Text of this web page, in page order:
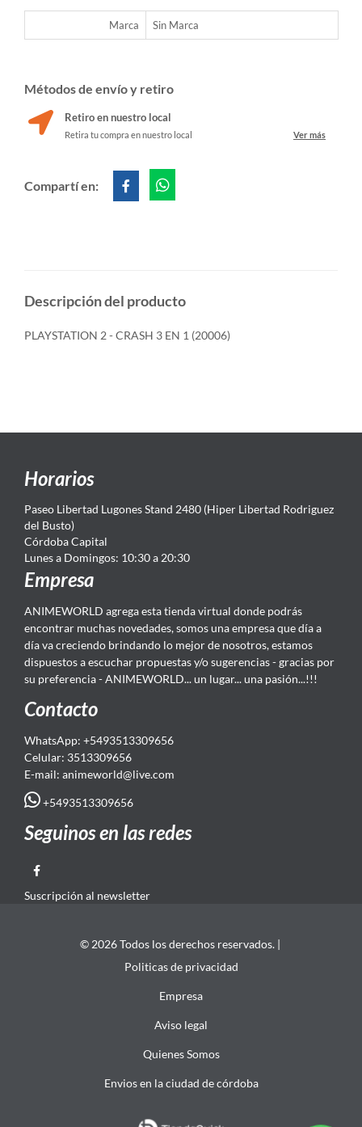
Marca Sin Marca
Métodos de envío y retiro
Retiro en nuestro local
Retira tu compra en nuestro local Ver más
Compartí en:
Descripción del producto
PLAYSTATION 2 - CRASH 3 EN 1 (20006)
Horarios
Paseo Libertad Lugones Stand 2480 (Hiper Libertad Rodriguez
del Busto)
Córdoba Capital
Lunes a Domingos: 10:30 a 20:30
Empresa
ANIMEWORLD agrega esta tienda virtual donde podrás
encontrar muchas novedades, somos una empresa que día a
día va creciendo brindando lo mejor de nosotros, estamos
dispuestos a escuchar propuestas y/o sugerencias - gracias por
su preferencia - ANIMEWORLD... un lugar... una pasión...!!!
Contacto
WhatsApp: +5493513309656
Celular: 3513309656
E-mail: animeworld@live.com
+5493513309656
Seguinos en las redes
Suscripción al newsletter
© 2026 Todos los derechos reservados. |
Politicas de privacidad
Empresa
Aviso legal
Quienes Somos
Envios en la ciudad de córdoba